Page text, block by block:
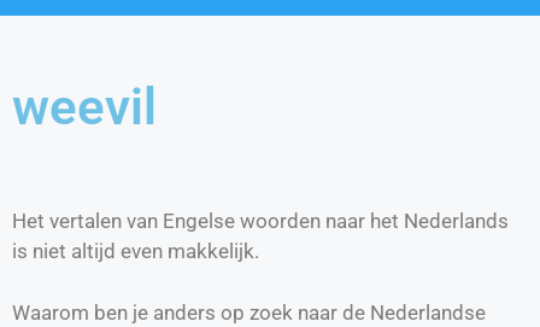
weevil
Het vertalen van Engelse woorden naar het Nederlands
is niet altijd even makkelijk.
Waarom ben je anders op zoek naar de Nederlandse